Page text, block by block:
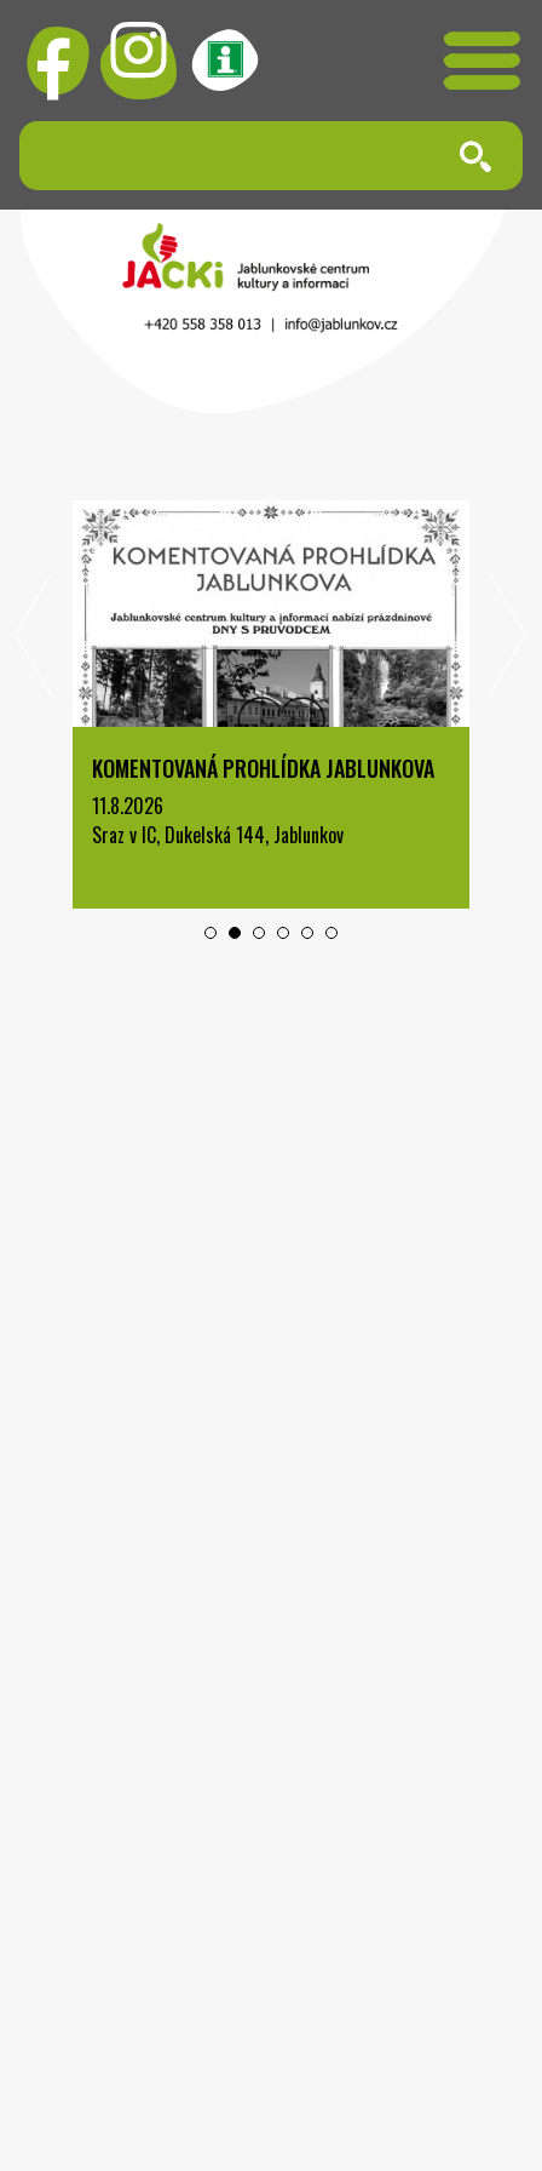
KOMENTOVANÁ PROHLÍDKA JABLUNKOVA
11.8.2026
Sraz v IC, Dukelská 144, Jablunkov